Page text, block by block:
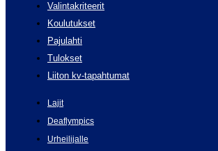
Valintakriteerit
Koulutukset
Pajulahti
Tulokset
Liiton kv-tapahtumat
Lajit
Deaflympics
Urheilijalle